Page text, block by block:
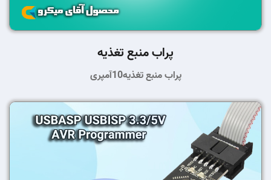
پراب منبع تغذیه
پراب منبع تغذیه10آمپری